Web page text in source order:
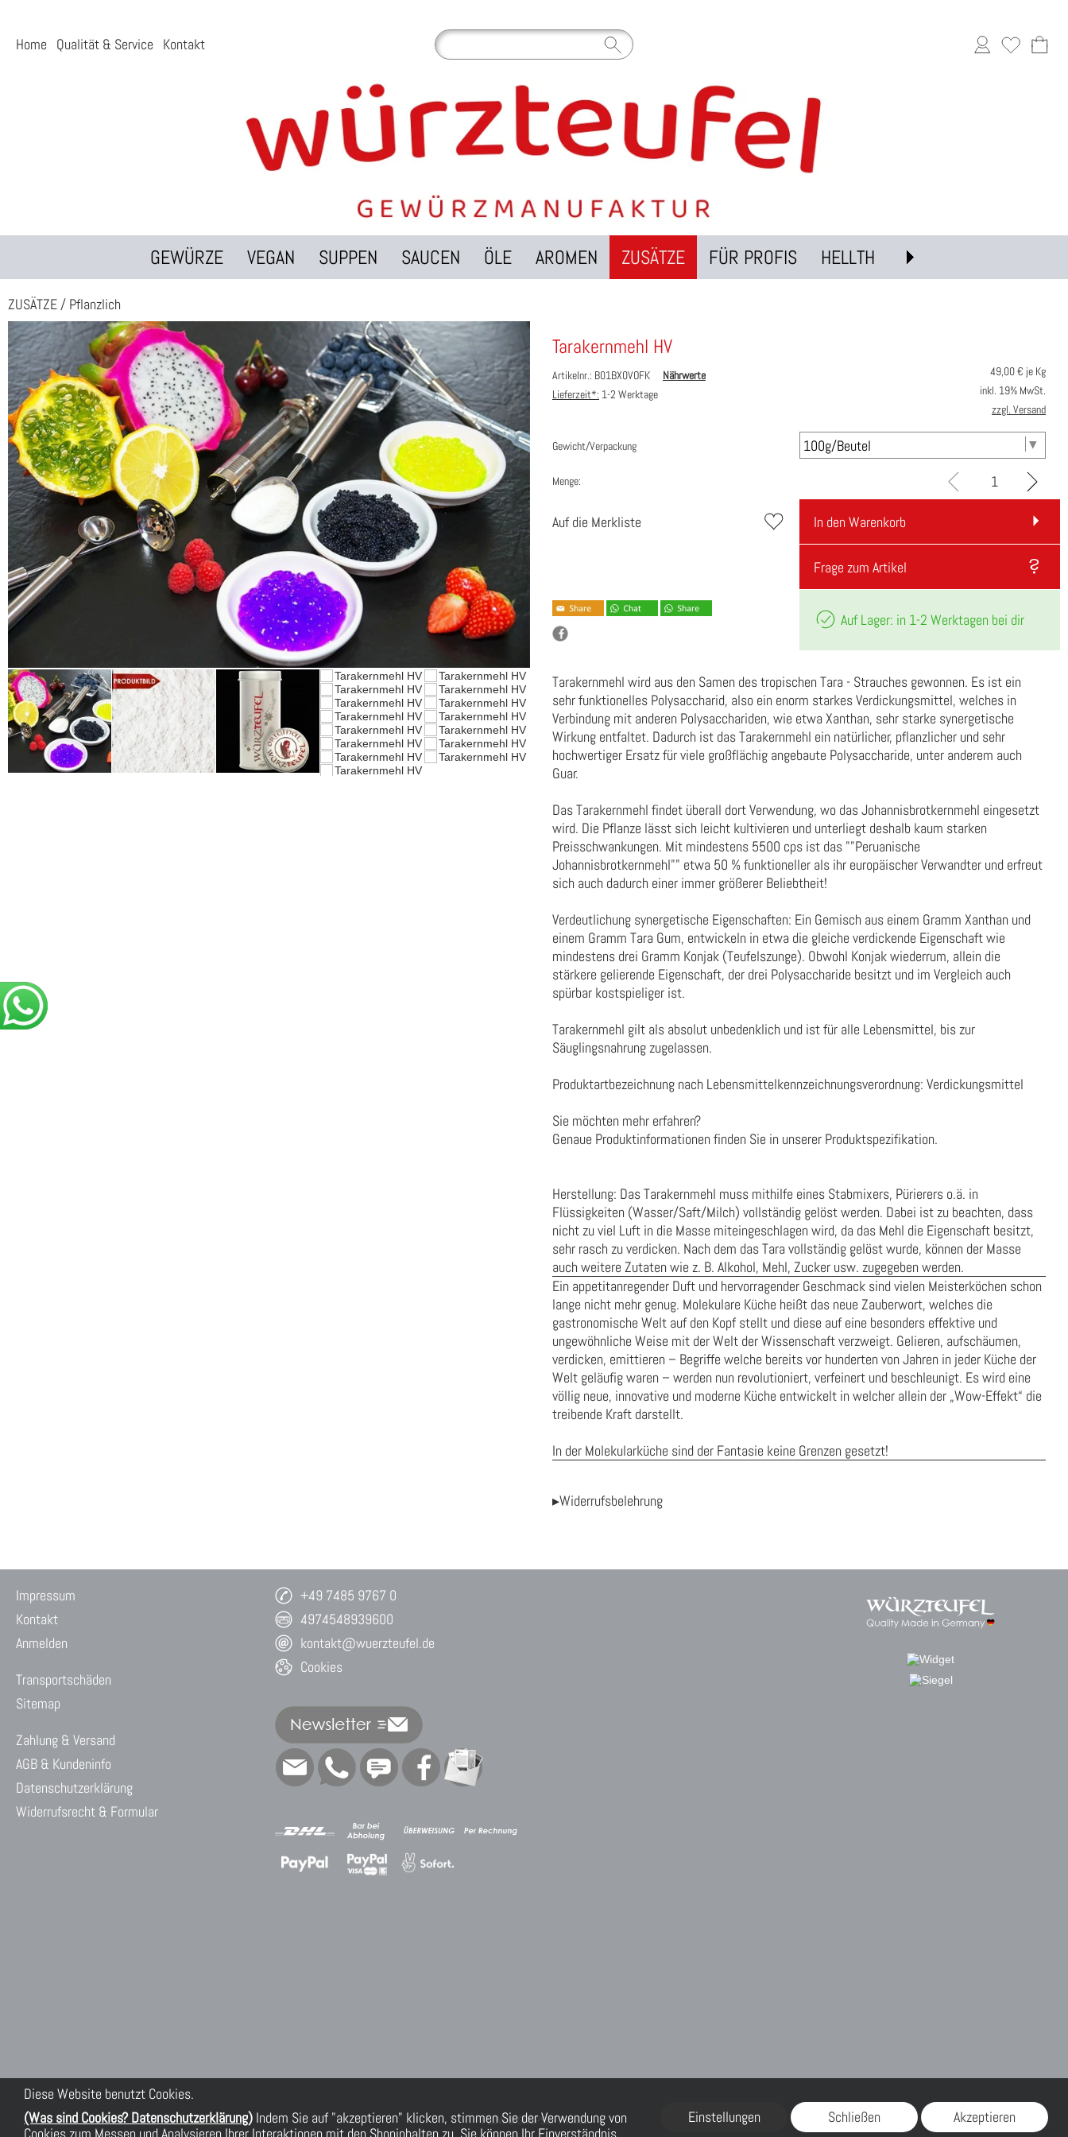
Diese Website benutzt Cookies.
(Was sind Cookies? Datenschutzerklärung) Indem Sie auf "akzeptieren" klicken, stimmen Sie der Verwendung von
Einstellungen Schließen Akzeptieren
Home Qualität & Service Kontakt
GEWÜRZE VEGAN SUPPEN SAUCEN ÖLE AROMEN ZUSÄTZE FÜR PROFIS HELLTH
ZUSÄTZE / Pflanzlich
Tarakernmehl HV
Artikelnr.: B01BX0VOFK
Nährwerte
Lieferzeit*: 1-2 Werktage
49,00€ je Kg
inkl. 19% MwSt.
zzgl. Versand
Gewicht/Verpackung
Menge:
Auf die Merkliste In den Warenkorb
Frage zum Artikel
Auf Lager: in 1-2 Werktagen bei dir
Tarakernmehl wird aus den Samen des tropischen Tara - Strauches gewonnen. Es ist ein
sehr funktionelles Polysaccharid, also ein enorm starkes Verdickungsmittel, welches in
Verbindung mit anderen Polysacchariden, wie etwa Xanthan, sehr starke synergetische
Wirkung entfaltet. Dadurch ist das Tarakernmehl ein natürlicher, pflanzlicher und sehr
hochwertiger Ersatz für viele großflächig angebaute Polysaccharide, unter anderem auch
Guar.
Das Tarakernmehl findet überall dort Verwendung, wo das Johannisbrotkernmehl eingesetzt
wird. Die Pflanze lässt sich leicht kultivieren und unterliegt deshalb kaum starken
Preisschwankungen. Mit mindestens 5500 cps ist das ""Peruanische
Johannisbrotkernmehl"" etwa 50 % funktioneller als ihr europäischer Verwandter und erfreut
sich auch dadurch einer immer größerer Beliebtheit!
Verdeutlichung synergetische Eigenschaften: Ein Gemisch aus einem Gramm Xanthan und
einem Gramm Tara Gum, entwickeln in etwa die gleiche verdickende Eigenschaft wie
mindestens drei Gramm Konjak (Teufelszunge). Obwohl Konjak wiederrum, allein die
stärkere gelierende Eigenschaft, der drei Polysaccharide besitzt und im Vergleich auch
spürbar kostspieliger ist.
Tarakernmehl gilt als absolut unbedenklich und ist für alle Lebensmittel, bis zur
Säuglingsnahrung zugelassen.
Produktartbezeichnung nach Lebensmittelkennzeichnungsverordnung: Verdickungsmittel
Sie möchten mehr erfahren?
Genaue Produktinformationen finden Sie in unserer Produktspezifikation.
Herstellung: Das Tarakernmehl muss mithilfe eines Stabmixers, Pürierers o.ä. in
Flüssigkeiten (Wasser/Saft/Milch) vollständig gelöst werden. Dabei ist zu beachten, dass
nicht zu viel Luft in die Masse miteingeschlagen wird, da das Mehl die Eigenschaft besitzt,
sehr rasch zu verdicken. Nach dem das Tara vollständig gelöst wurde, können der Masse
auch weitere Zutaten wie z. B. Alkohol, Mehl, Zucker usw. zugegeben werden.
Ein appetitanregender Duft und hervorragender Geschmack sind vielen Meisterköchen schon
lange nicht mehr genug. Molekulare Küche heißt das neue Zauberwort, welches die
gastronomische Welt auf den Kopf stellt und diese auf eine besonders effektive und
ungewöhnliche Weise mit der Welt der Wissenschaft verzweigt. Gelieren, aufschäumen,
verdicken, emittieren – Begriffe welche bereits vor hunderten von Jahren in jeder Küche der
Welt geläufig waren – werden nun revolutioniert, verfeinert und beschleunigt. Es wird eine
völlig neue, innovative und moderne Küche entwickelt in welcher allein der „Wow-Effekt“ die
treibende Kraft darstellt.
In der Molekularküche sind der Fantasie keine Grenzen gesetzt!
▸Widerrufsbelehrung
Impressum
Kontakt
Anmelden
Transportschäden
Sitemap
Zahlung & Versand
AGB & Kundeninfo
Datenschutzerklärung
Widerrufsrecht & Formular
+49 7485 9767 0
4974548939600
kontakt@wuerzteufel.de
Cookies
FLOW® SHOPSOFTWARE